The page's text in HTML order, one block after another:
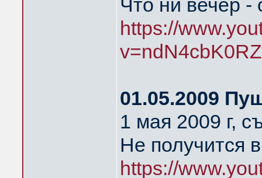
Что ни вечер -
https://
01.05.2009
1 мая 2009 г,
Не получится
https://